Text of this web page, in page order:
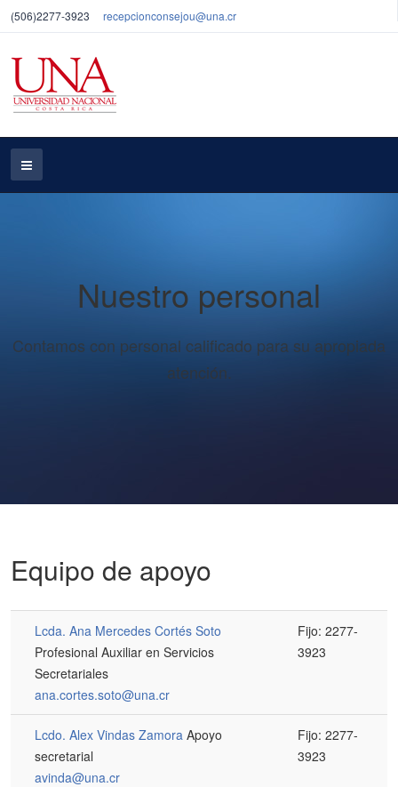
(506)2277-3923 recepcionconsejou@una.cr
Nuestro personal
Contamos con personal calificado para su apropiada
atención.
Equipo de apoyo
Lcda. Ana Mercedes Cortés Soto
Profesional Auxiliar en Servicios
Secretariales
ana.cortes.soto@una.cr
Fijo: 2277-
3923
Lcdo. Alex Vindas Zamora Apoyo
secretarial
avinda@una.cr
Fijo: 2277-
3923